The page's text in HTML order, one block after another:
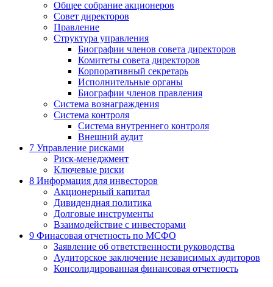
Общее собрание акционеров
Совет директоров
Правление
Структура управления
Биографии членов совета директоров
Комитеты совета директоров
Корпоративный секретарь
Исполнительные органы
Биографии членов правления
Система вознаграждения
Система контроля
Система внутреннего контроля
Внешний аудит
7 Управление рисками
Риск-менеджмент
Ключевые риски
8 Информация для инвесторов
Акционерный капитал
Дивидендная политика
Долговые инструменты
Взаимодействие с инвеcторами
9 Финасовая отчетность по МСФО
Заявление об ответственности руководства
Аудиторское заключение независимых аудиторов
Консолидированная финансовая отчетность